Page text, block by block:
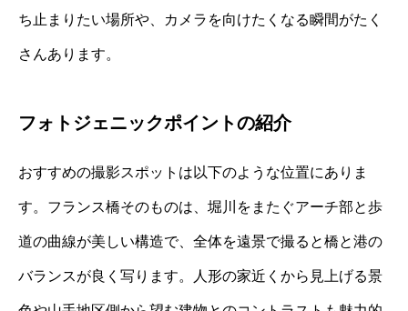
ち止まりたい場所や、カメラを向けたくなる瞬間がたく
さんあります。
フォトジェニックポイントの紹介
おすすめの撮影スポットは以下のような位置にありま
す。フランス橋そのものは、堀川をまたぐアーチ部と歩
道の曲線が美しい構造で、全体を遠景で撮ると橋と港の
バランスが良く写ります。人形の家近くから見上げる景